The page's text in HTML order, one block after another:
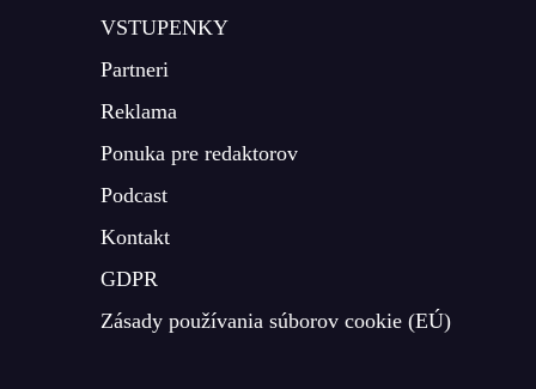
VSTUPENKY
Partneri
Reklama
Ponuka pre redaktorov
Podcast
Kontakt
GDPR
Zásady používania súborov cookie (EÚ)